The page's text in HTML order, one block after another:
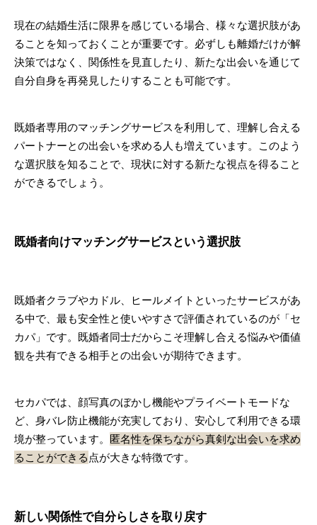
現在の結婚生活に限界を感じている場合、様々な選択肢があ
ることを知っておくことが重要です。必ずしも離婚だけが解
決策ではなく、関係性を見直したり、新たな出会いを通じて
自分自身を再発見したりすることも可能です。
既婚者専用のマッチングサービスを利用して、理解し合える
パートナーとの出会いを求める人も増えています。このよう
な選択肢を知ることで、現状に対する新たな視点を得ること
ができるでしょう。
既婚者向けマッチングサービスという選択肢
既婚者クラブやカドル、ヒールメイトといったサービスがあ
る中で、最も安全性と使いやすさで評価されているのが「セ
カパ」です。既婚者同士だからこそ理解し合える悩みや価値
観を共有できる相手との出会いが期待できます。
セカパでは、顔写真のぼかし機能やプライベートモードな
ど、身バレ防止機能が充実しており、安心して利用できる環
境が整っています。 匿名性を保ちながら真剣な出会いを求め
ることができる 点が大きな特徴です。
新しい関係性で自分らしさを取り戻す